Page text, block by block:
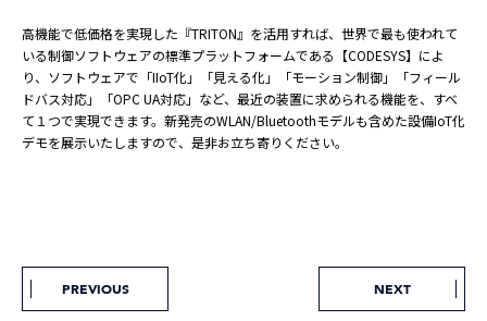
高機能で低価格を実現した『TRITON』を活用すれば、世界で最も使われて
いる制御ソフトウェアの標準プラットフォームである【CODESYS】によ
り、ソフトウェアで「IIoT化」「見える化」「モーション制御」「フィール
ドバス対応」「OPC UA対応」など、最近の装置に求められる機能を、すべ
て１つで実現できます。新発売のWLAN/Bluetoothモデルも含めた設備IoT化
デモを展示いたしますので、是非お立ち寄りください。
PREVIOUS NEXT